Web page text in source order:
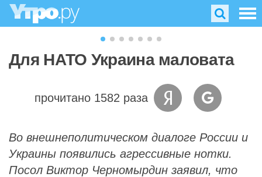
Для НАТО Украина маловата
прочитано 1582 раза
Во внешнеполитическом диалоге России и
Украины появились агрессивные нотки.
Посол Виктор Черномырдин заявил, что